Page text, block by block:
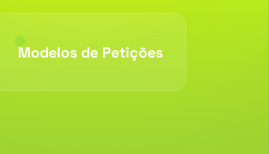
Modelos de Petições